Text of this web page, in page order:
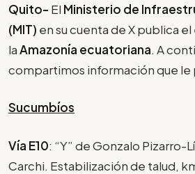
Quito- El Ministerio de
(MIT) en su cuenta de X publica
laAmazonía ecuatoriana. A
compartimos información que le
Sucumbíos
Vía E10: “Y” de Gonzalo Pizarro-
Carchi. Estabilización de talud,